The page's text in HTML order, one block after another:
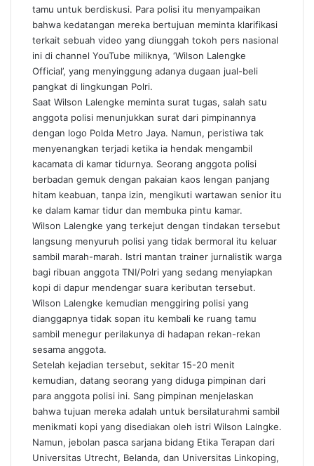
tamu untuk berdiskusi. Para polisi itu menyampaikan
bahwa kedatangan mereka bertujuan meminta klarifikasi
terkait sebuah video yang diunggah tokoh pers nasional
ini di channel YouTube miliknya, ‘Wilson Lalengke
Official’, yang menyinggung adanya dugaan jual-beli
pangkat di lingkungan Polri.
Saat Wilson Lalengke meminta surat tugas, salah satu
anggota polisi menunjukkan surat dari pimpinannya
dengan logo Polda Metro Jaya. Namun, peristiwa tak
menyenangkan terjadi ketika ia hendak mengambil
kacamata di kamar tidurnya. Seorang anggota polisi
berbadan gemuk dengan pakaian kaos lengan panjang
hitam keabuan, tanpa izin, mengikuti wartawan senior itu
ke dalam kamar tidur dan membuka pintu kamar.
Wilson Lalengke yang terkejut dengan tindakan tersebut
langsung menyuruh polisi yang tidak bermoral itu keluar
sambil marah-marah. Istri mantan trainer jurnalistik warga
bagi ribuan anggota TNI/Polri yang sedang menyiapkan
kopi di dapur mendengar suara keributan tersebut.
Wilson Lalengke kemudian menggiring polisi yang
dianggapnya tidak sopan itu kembali ke ruang tamu
sambil menegur perilakunya di hadapan rekan-rekan
sesama anggota.
Setelah kejadian tersebut, sekitar 15-20 menit
kemudian, datang seorang yang diduga pimpinan dari
para anggota polisi ini. Sang pimpinan menjelaskan
bahwa tujuan mereka adalah untuk bersilaturahmi sambil
menikmati kopi yang disediakan oleh istri Wilson Lalngke.
Namun, jebolan pasca sarjana bidang Etika Terapan dari
Universitas Utrecht, Belanda, dan Universitas Linkoping,